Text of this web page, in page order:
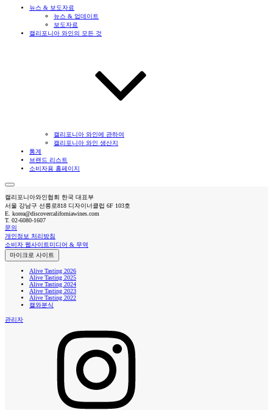
뉴스 & 보도자료
뉴스 & 업데이트
보도자료
캘리포니아 와인의 모든 것
캘리포니아 와인에 관하여
캘리포니아 와인 생산지
통계
브랜드 리스트
소비자용 홈페이지
캘리포니아와인협회 한국 대표부
서울 강남구 선릉로818 디자이너클럽 6F 103호
E. korea@discovercaliforniawines.com
T. 02-6080-1607
문의
개인정보 처리방침
소비자 웹사이트미디어 & 무역
마이크로 사이트
Alive Tasting 2026
Alive Tasting 2025
Alive Tasting 2024
Alive Tasting 2023
Alive Tasting 2022
캘와분식
관리자